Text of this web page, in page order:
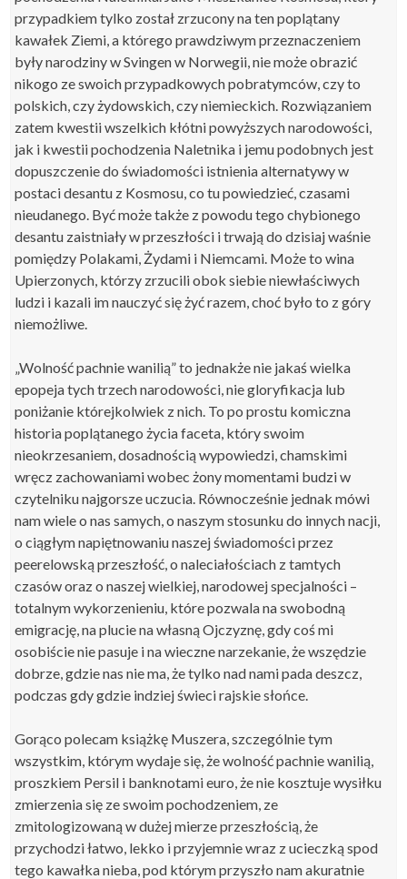
przypadkiem tylko został zrzucony na ten poplątany
kawałek Ziemi, a którego prawdziwym przeznaczeniem
były narodziny w Svingen w Norwegii, nie może obrazić
nikogo ze swoich przypadkowych pobratymców, czy to
polskich, czy żydowskich, czy niemieckich. Rozwiązaniem
zatem kwestii wszelkich kłótni powyższych narodowości,
jak i kwestii pochodzenia Naletnika i jemu podobnych jest
dopuszczenie do świadomości istnienia alternatywy w
postaci desantu z Kosmosu, co tu powiedzieć, czasami
nieudanego. Być może także z powodu tego chybionego
desantu zaistniały w przeszłości i trwają do dzisiaj waśnie
pomiędzy Polakami, Żydami i Niemcami. Może to wina
Upierzonych, którzy zrzucili obok siebie niewłaściwych
ludzi i kazali im nauczyć się żyć razem, choć było to z góry
niemożliwe.
„Wolność pachnie wanilią” to jednakże nie jakaś wielka
epopeja tych trzech narodowości, nie gloryfikacja lub
poniżanie którejkolwiek z nich. To po prostu komiczna
historia poplątanego życia faceta, który swoim
nieokrzesaniem, dosadnością wypowiedzi, chamskimi
wręcz zachowaniami wobec żony momentami budzi w
czytelniku najgorsze uczucia. Równocześnie jednak mówi
nam wiele o nas samych, o naszym stosunku do innych nacji,
o ciągłym napiętnowaniu naszej świadomości przez
peerelowską przeszłość, o naleciałościach z tamtych
czasów oraz o naszej wielkiej, narodowej specjalności –
totalnym wykorzenieniu, które pozwala na swobodną
emigrację, na plucie na własną Ojczyznę, gdy coś mi
osobiście nie pasuje i na wieczne narzekanie, że wszędzie
dobrze, gdzie nas nie ma, że tylko nad nami pada deszcz,
podczas gdy gdzie indziej świeci rajskie słońce.
Gorąco polecam książkę Muszera, szczególnie tym
wszystkim, którym wydaje się, że wolność pachnie wanilią,
proszkiem Persil i banknotami euro, że nie kosztuje wysiłku
zmierzenia się ze swoim pochodzeniem, ze
zmitologizowaną w dużej mierze przeszłością, że
przychodzi łatwo, lekko i przyjemnie wraz z ucieczką spod
tego kawałka nieba, pod którym przyszło nam akuratnie